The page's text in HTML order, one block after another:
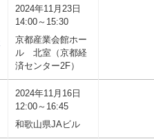
2024年11月23日
14:00～15:30
京都産業会館ホー
ル 北室（京都経
済センター2F）
2024年11月16日
12:00～16:45
和歌山県JAビル